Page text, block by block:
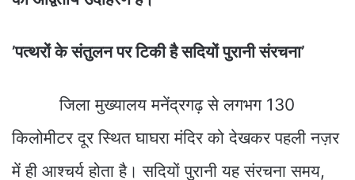
’पत्थरों के संतुलन पर टिकी है सदियों पुरानी संरचना’
जिला मुख्यालय मनेंद्रगढ़ से लगभग 130
किलोमीटर दूर स्थित घाघरा मंदिर को देखकर पहली नज़र
में ही आश्चर्य होता है। सदियों पुरानी यह संरचना समय,